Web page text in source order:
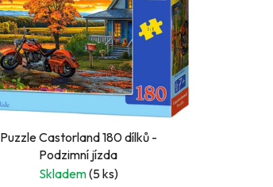
Puzzle Castorland 180 dílků -
Podzimní jízda
Skladem(5 ks)